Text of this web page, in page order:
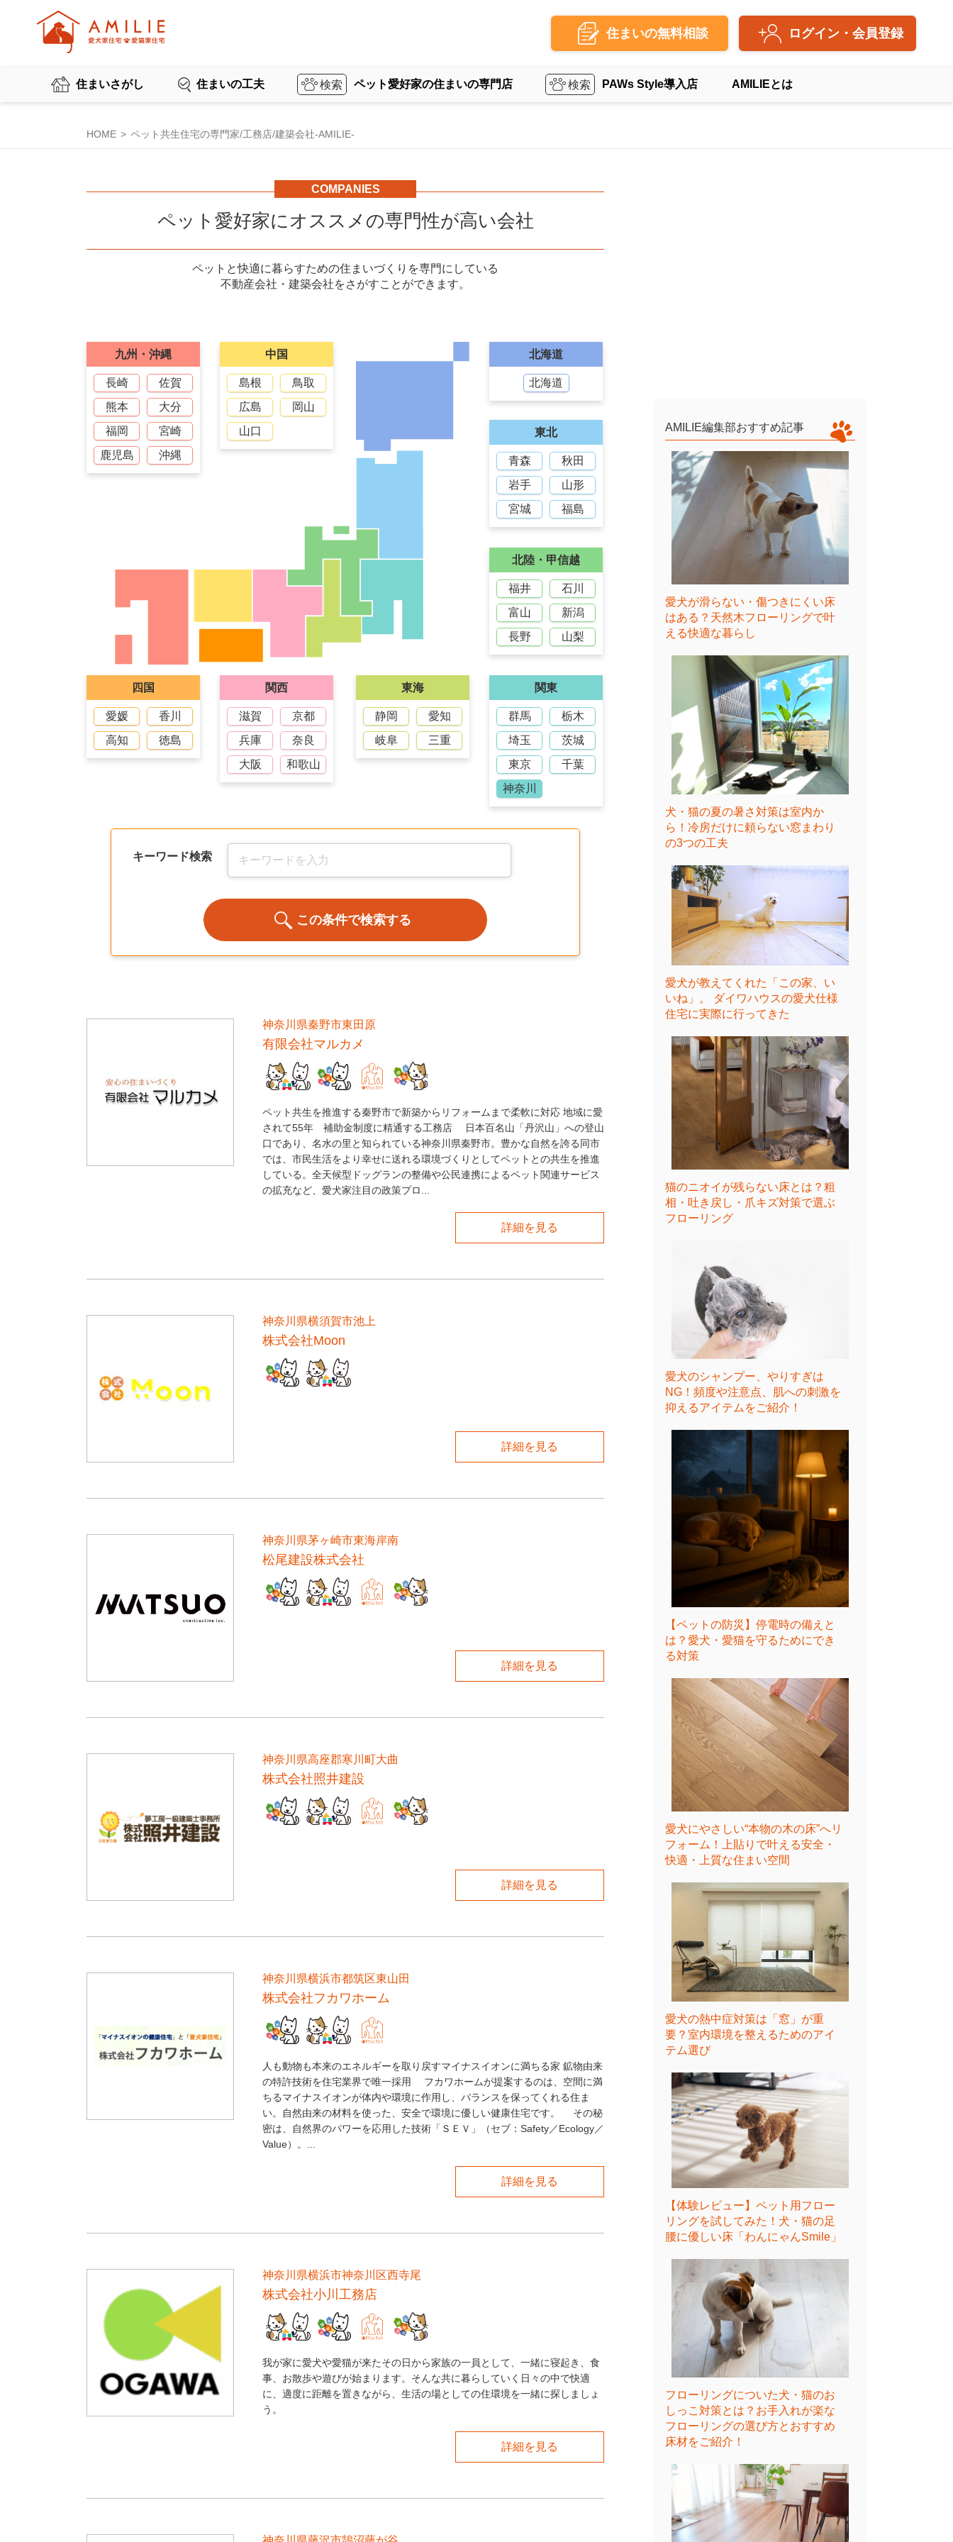
住まいの無料相談 ログイン・会員登録
住まいさがし 住まいの工夫 ペット愛好家の住まいの専門店 PAWs Style導入店 AMILIEとは
HOME ペット共生住宅の専門家/工務店/建築会社-AMILIE-
COMPANIES
ペット愛好家にオススメの専門性が高い会社
ペットと快適に暮らすための住まいづくりを専門にしている
不動産会社・建築会社をさがすことができます。
北海道
北海道
東北
青森
秋田
岩手
山形
宮城
福島
関東
群馬
栃木
埼玉
茨城
東京
千葉
神奈川
東海
静岡
愛知
岐阜
三重
北陸・甲信越
福井
石川
富山
新潟
長野
山梨
関西
滋賀
京都
兵庫
奈良
大阪
和歌山
中国
島根
鳥取
広島
岡山
山口
四国
愛媛
香川
高知
徳島
九州・沖縄
長崎
佐賀
熊本
大分
福岡
宮崎
鹿児島
沖縄
キーワード検索
神奈川県秦野市東田原
有限会社マルカメ
ペット共生を推進する秦野市で新築からリフォームまで柔軟に対応 地域に愛
されて55年 補助金制度に精通する工務店 日本百名山「丹沢山」への登山
口であり、名水の里と知られている神奈川県秦野市。豊かな自然を誇る同市
では、市民生活をより幸せに送れる環境づくりとしてペットとの共生を推進
している。全天候型ドッグランの整備や公民連携によるペット関連サービス
の拡充など、愛犬家注目の政策プロ...
詳細を見る
神奈川県横須賀市池上
株式会社Moon
詳細を見る
神奈川県茅ヶ崎市東海岸南
松尾建設株式会社
詳細を見る
神奈川県高座郡寒川町大曲
株式会社照井建設
詳細を見る
神奈川県横浜市都筑区東山田
株式会社フカワホーム
人も動物も本来のエネルギーを取り戻すマイナスイオンに満ちる家 鉱物由来
の特許技術を住宅業界で唯一採用 フカワホームが提案するのは、空間に満
ちるマイナスイオンが体内や環境に作用し、バランスを保ってくれる住ま
い。自然由来の材料を使った、安全で環境に優しい健康住宅です。 その秘
密は、自然界のパワーを応用した技術「ＳＥＶ」（セブ：Safety／Ecology／
Value）。...
詳細を見る
神奈川県横浜市神奈川区西寺尾
株式会社小川工務店
我が家に愛犬や愛猫が来たその日から家族の一員として、一緒に寝起き、食
事、お散歩や遊びが始まります。そんな共に暮らしていく日々の中で快適
に、適度に距離を置きながら、生活の場としての住環境を一緒に探しましょ
う。
詳細を見る
AMILIE編集部おすすめ記事
愛犬が滑らない・傷つきにくい床
はある？天然木フローリングで叶
える快適な暮らし
犬・猫の夏の暑さ対策は室内か
ら！冷房だけに頼らない窓まわり
の3つの工夫
愛犬が教えてくれた「この家、い
いね」。 ダイワハウスの愛犬仕様
住宅に実際に行ってきた
猫のニオイが残らない床とは？粗
相・吐き戻し・爪キズ対策で選ぶ
フローリング
愛犬のシャンプー、やりすぎは
NG！頻度や注意点、肌への刺激を
抑えるアイテムをご紹介！
【ペットの防災】停電時の備えと
は？愛犬・愛猫を守るためにでき
る対策
愛犬にやさしい“本物の木の床”へリ
フォーム！上貼りで叶える安全・
快適・上質な住まい空間
愛犬の熱中症対策は「窓」が重
要？室内環境を整えるためのアイ
テム選び
【体験レビュー】ペット用フロー
リングを試してみた！犬・猫の足
腰に優しい床「わんにゃんSmile」
フローリングについた犬・猫のお
しっこ対策とは？お手入れが楽な
フローリングの選び方とおすすめ
床材をご紹介！